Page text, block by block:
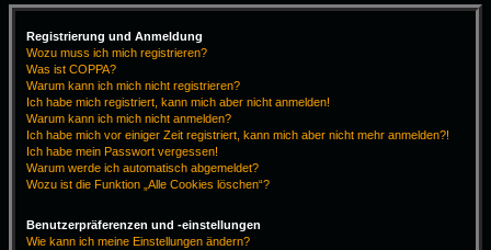
h
Registrierung und Anmeldung
Wozu muss ich mich registrieren?
Was ist COPPA?
Warum kann ich mich nicht registrieren?
Ich habe mich registriert, kann mich aber nicht anmelden!
Warum kann ich mich nicht anmelden?
Ich habe mich vor einiger Zeit registriert, kann mich aber nicht mehr anmelden?!
Ich habe mein Passwort vergessen!
Warum werde ich automatisch abgemeldet?
Wozu ist die Funktion „Alle Cookies löschen“?
Benutzerpräferenzen und -einstellungen
Wie kann ich meine Einstellungen ändern?